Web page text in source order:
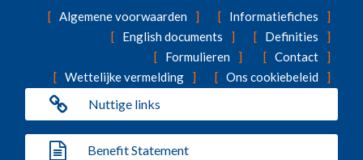
Algemene voorwaarden
Informatiefiches
English documents
Definities
Formulieren
Contact
Wettelijke vermelding
Ons cookiebeleid
Nuttige links
Benefit Statement